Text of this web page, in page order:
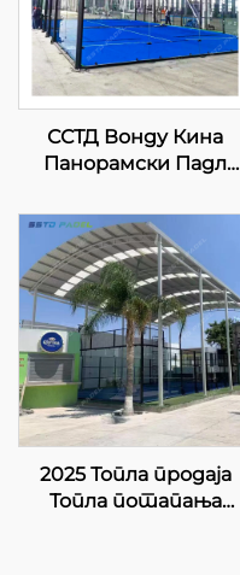
ССТД Вонду Кина
Панорамски Падл
Професионални
Произвођач Класични
Падел Корт
Авансивни Тех за
Падел Клуб 001-2
2025 Топла продаја
Топла потапања